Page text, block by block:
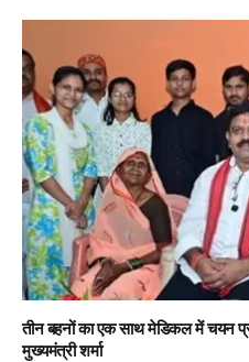
तीन बहनों का एक साथ मेडिकल में चयन
मुख्यमंत्री शर्मा